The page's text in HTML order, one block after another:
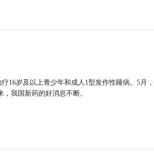
16岁及以上青少年和成人1型发作性睡病。5月
我国新药的好消息不断。